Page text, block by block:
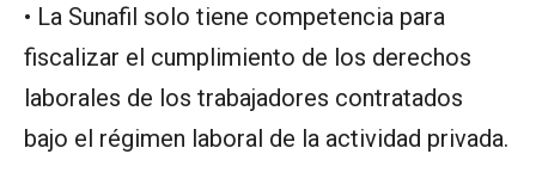
• La Sunafil solo tiene competencia para
fiscalizar el cumplimiento de los derechos
laborales de los trabajadores contratados
bajo el régimen laboral de la actividad privada.